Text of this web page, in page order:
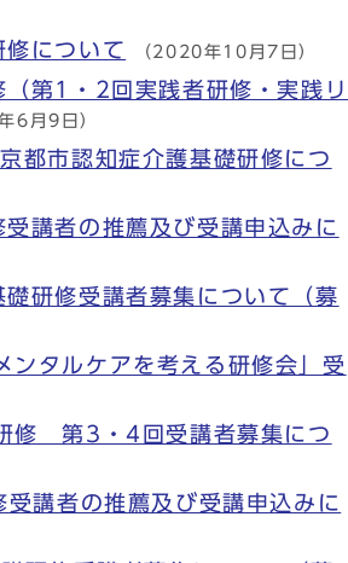
について （2020年10月7日）
第1・2回実践者研修・実践リ
6月9日）
都市認知症介護基礎研修につ
講者の推薦及び受講申込みに
研修受講者募集について（募
ンタルケアを考える研修会」受
修 第3・4回受講者募集につ
講者の推薦及び受講申込みに